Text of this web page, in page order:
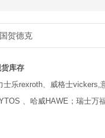
贺德克
库存
乐rexroth、威格士
、哈威HAWE；瑞士